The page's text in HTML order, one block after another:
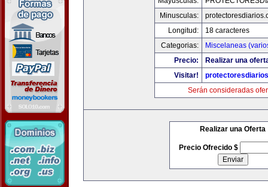
Minusculas:
Longitud:
18 caracteres
Categorias:
Miscelaneas
Precio:
Realizar una
Visitar!
Serán consideradas
Realizar una Oferta
Precio Ofrecido $